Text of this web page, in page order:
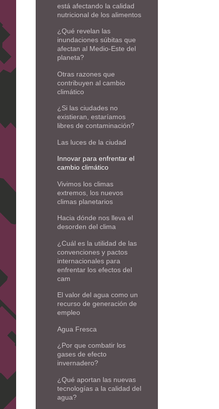
está afectando la calidad
nutricional de los alimentos
¿Qué revelan las
inundaciones súbitas que
afectan al Medio-Este del
planeta?
Otras razones que
contribuyen al cambio
climático
¿Si las ciudades no
existieran, estaríamos
libres de contaminación?
Las luces de la ciudad
Innovar para enfrentar el
cambio climático
Vivimos los climas
extremos, los nuevos
climas planetarios
Hacia dónde nos lleva el
desorden del clima
¿Cuál es la utilidad de las
convenciones y pactos
internacionales para
enfrentar los efectos del
cam
El valor del agua como un
recurso de generación de
empleo
Agua Fresca
¿Por que combatir los
gases de efecto
invernadero?
¿Qué aportan las nuevas
tecnologías a la calidad del
agua?